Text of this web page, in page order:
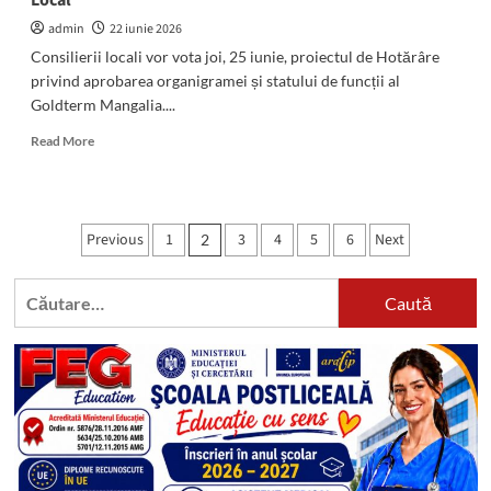
admin
22 iunie 2026
Consilierii locali vor vota joi, 25 iunie, proiectul de Hotărâre
privind aprobarea organigramei și statului de funcții al
Goldterm Mangalia....
Read MoreRead
noi
la
Mangalia:
Iată
cum
vor
arata
organigrama
și
statul
de
funcții
Paginație
articole
Previous 1 2 3 4 5 6 Next
Caută